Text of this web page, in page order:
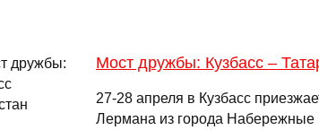
Мост дружбы: Кузбасс –
27-28 апреля в Кузбасс
Лермана из города Набережные